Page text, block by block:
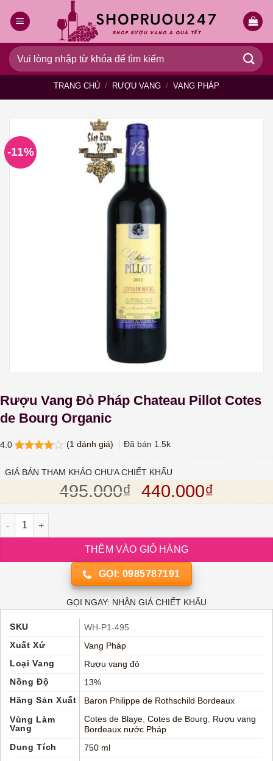
qua
dung
Tìm
kiếm:
TRANG CHỦ / RƯỢU VANG / VANG PHÁP
-11%
Rượu Vang Đỏ Pháp Chateau Pillot Cotes
de Bourg Organic
4.0
5 dựa
(1 đánh giá) Đã bán 1.5k
GIÁ BÁN THAM KHẢO CHƯA CHIẾT KHẤU
495.000₫ Giá gốc là:
440.000₫
Rượu Vang Đỏ Pháp Chateau Pillot Cotes de Bourg Organic số
THÊM VÀO GIỎ HÀNG
GỌI: 0985787191
GỌI NGAY: NHẬN GIÁ CHIẾT KHẤU
SKU
WH-P1-495
Xuất Xứ
Vang Pháp
Loại Vang
Rượu vang đỏ
Nồng Độ
13%
Hãng Sản Xuất
Baron Philippe de Rothschild Bordeaux
Vùng Làm
Vang
Cotes de Blaye, Cotes de Bourg
Rượu vang
Bordeaux nước Pháp
Dung Tích
750 ml